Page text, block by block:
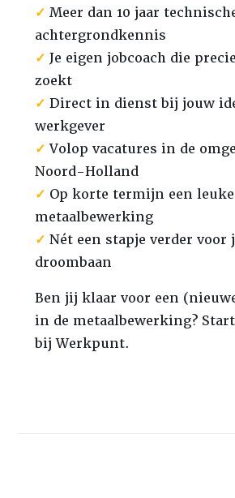
✓ Meer dan 10 jaar
achtergrondkennis
✓ Je eigen jobcoach die
zoekt
✓ Direct in dienst bij jouw
werkgever
✓Volop vacatures in de
Noord-Holland
✓ Op korte termijn een
metaalbewerking
✓ Nét een stapje verder voor
droombaan
Ben jij klaar voor een
in de metaalbewerking?
bij Werkpunt.